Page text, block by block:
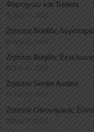
Φορτηγών και Trailers
July 31, 2026
Ζητείται Βοηθός
July 31, 2026
Ζητείται Βοηθός
July 31, 2026
Ζητείται Senior Auditor
July 31, 2026
Ζητείται Οικονομικός
July 31, 2026